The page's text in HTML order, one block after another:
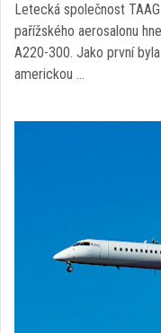
Letecká společnost
pařížského aerosalonu
A220-300. Jako první
americkou …